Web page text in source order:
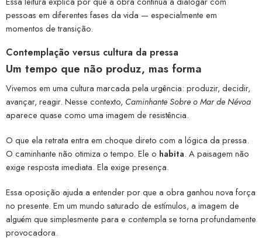
pessoas em diferentes fases da vida — especialmente em
momentos de transição.
Contemplação versus cultura da pressa
Um tempo que não produz, mas forma
Vivemos em uma cultura marcada pela urgência: produzir, decidir,
avançar, reagir. Nesse contexto, Caminhante Sobre o Mar de Névoa
aparece quase como uma imagem de resistência.
O que ela retrata entra em choque direto com a lógica da pressa.
O caminhante não otimiza o tempo. Ele o habita. A paisagem não
exige resposta imediata. Ela exige presença.
Essa oposição ajuda a entender por que a obra ganhou nova força
no presente. Em um mundo saturado de estímulos, a imagem de
alguém que simplesmente para e contempla se torna profundamente
provocadora.